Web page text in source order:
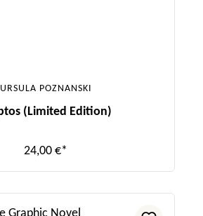
URSULA POZNANSKI
(Limited Edition)
24,00 €*